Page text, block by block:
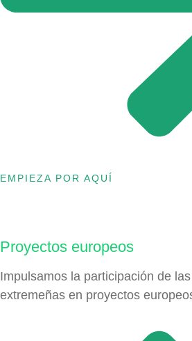
EMPIEZA POR AQUÍ
Proyectos europeos
Impulsamos la participación de
extremeñas en proyectos